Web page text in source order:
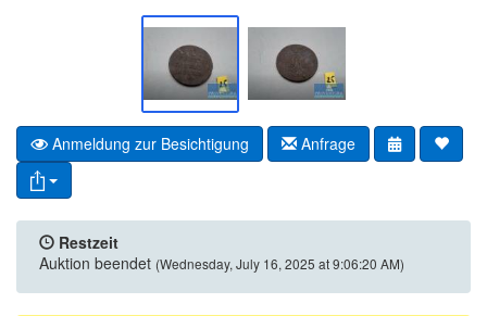
Anmeldung zur Besichtigung Anfrage
Restzeit
Auktion beendet (Wednesday, July 16, 2025 at 9:06:20 AM)